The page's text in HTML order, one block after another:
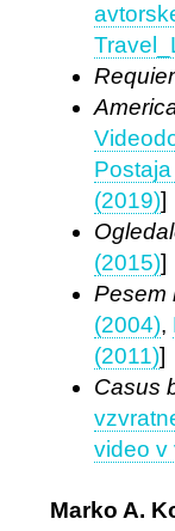
(2019)]
(2015)]
Pesem
(2004),
(2011)]
Casus
video v
Marko A.